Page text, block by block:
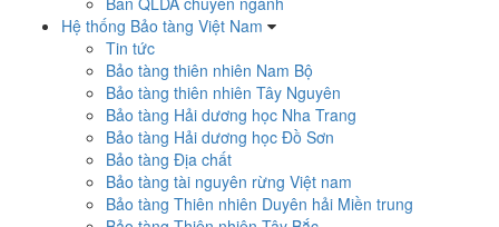
Hệ thống Bảo tàng Việt Nam
Tin tức
Bảo tàng thiên nhiên Nam Bộ
Bảo tàng thiên nhiên Tây Nguyên
Bảo tàng Hải dương học Nha Trang
Bảo tàng Hải dương học Đồ Sơn
Bảo tàng Địa chất
Bảo tàng tài nguyên rừng Việt nam
Bảo tàng Thiên nhiên Duyên hải Miền trung